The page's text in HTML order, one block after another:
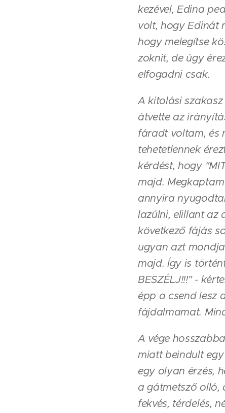
kezével, Edina
volt, hogy Edinát
hogy melegítse
zoknit, de úgy
elfogadni csak.
A kitolási
átvette az
fáradt voltam, és
tehetetlennek
kérdést, hogy
majd.
annyira
lazúlni, elillant az
következő fájás
ugyan azt
majd. Így is
BESZÉLJ!!!" -
épp a csend lesz
fájdalmamat.
A vége
miatt beindult egy
egy olyan érzés,
a gátmetsző olló,
fekvés, térdelés,